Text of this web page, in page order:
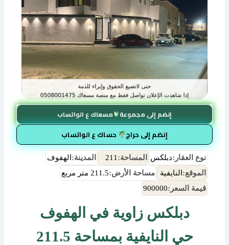
إنضم إلى مجموعة مسعاك ع الواتساب
إنضم إلى حراج حساك ع الواتساب
نوع العقار:دبلكس المساحة: 211 المدينة:الهفوف
الموقع:النايفية مساحة الأرض:211.5 متر مربع
قيمة السعر:900000
دبلكس زاوية في الهفوف
حي النايفية بمساحة 211.5